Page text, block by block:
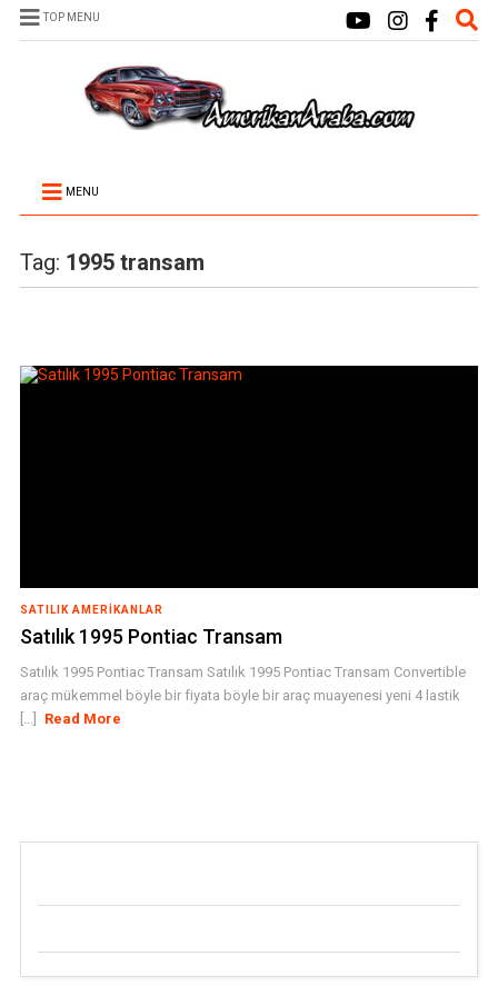
TOP MENU
MENU
Tag: 1995 transam
SATILIK AMERIKANLAR
Satılık 1995 Pontiac Transam
Satılık 1995 Pontiac Transam Satılık 1995 Pontiac Transam Convertible
araç mükemmel böyle bir fiyata böyle bir araç muayenesi yeni 4 lastik
[...]
Read More